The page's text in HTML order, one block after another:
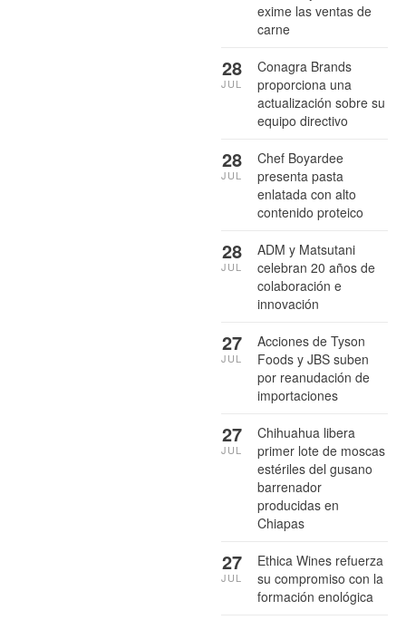
exime las ventas de
carne
Conagra Brands
proporciona una
actualización sobre su
equipo directivo
28
JUL
Chef Boyardee
presenta pasta
enlatada con alto
contenido proteico
28
JUL
ADM y Matsutani
celebran 20 años de
colaboración e
innovación
28
JUL
Acciones de Tyson
Foods y JBS suben
por reanudación de
importaciones
27
JUL
Chihuahua libera
primer lote de moscas
estériles del gusano
barrenador
producidas en
Chiapas
27
JUL
Ethica Wines refuerza
su compromiso con la
formación enológica
27
JUL